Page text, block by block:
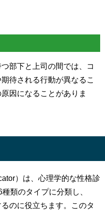
部下と上司の間では、コ
待される行動が異なるこ
因になることがありま
）は、心理学的な性格診
種類のタイプに分類し、
のに役立ちます。このタ